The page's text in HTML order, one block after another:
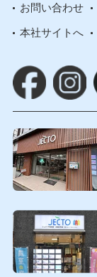
お問い合わせ
本社サイトへ